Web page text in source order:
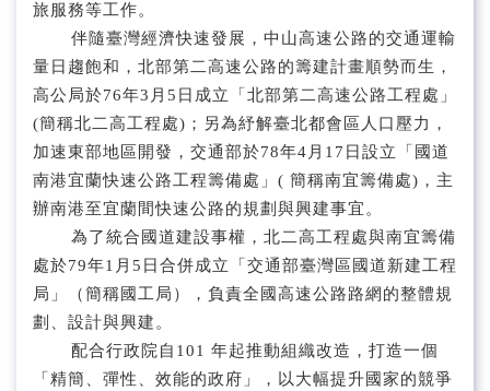
旅服務等工作。
伴隨臺灣經濟快速發展，中山高速公路的交通運輸
量日趨飽和，北部第二高速公路的籌建計畫順勢而生，
高公局於76年3月5日成立「北部第二高速公路工程處」
(簡稱北二高工程處)；另為紓解臺北都會區人口壓力，
加速東部地區開發，交通部於78年4月17日設立「國道
南港宜蘭快速公路工程籌備處」( 簡稱南宜籌備處)，主
辦南港至宜蘭間快速公路的規劃與興建事宜。
為了統合國道建設事權，北二高工程處與南宜籌備
處於79年1月5日合併成立「交通部臺灣區國道新建工程
局」（簡稱國工局），負責全國高速公路路網的整體規
劃、設計與興建。
配合行政院自101 年起推動組織改造，打造一個
「精簡、彈性、效能的政府」，以大幅提升國家的競爭